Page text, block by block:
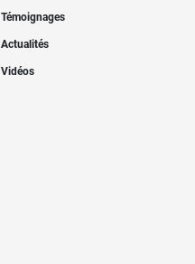
Témoignages
Actualités
Vidéos